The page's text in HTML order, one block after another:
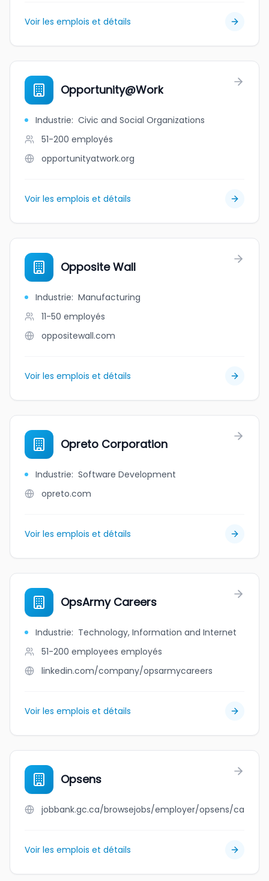
Voir les emplois et détails
Opportunity@Work
Industrie: Civic and Social Organizations
51-200 employés
opportunityatwork.org
Voir les emplois et détails
Opposite Wall
Industrie: Manufacturing
11-50 employés
oppositewall.com
Voir les emplois et détails
Opreto Corporation
Industrie: Software Development
opreto.com
Voir les emplois et détails
OpsArmy Careers
Industrie: Technology, Information and Internet
51-200 employees employés
linkedin.com/company/opsarmycareers
Voir les emplois et détails
Opsens
jobbank.gc.ca/browsejobs/employer/opsens/ca
Voir les emplois et détails